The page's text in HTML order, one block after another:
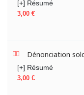
[+] Résumé
Prix
3,00 €
Dénonciation
[+] Résumé
Prix
3,00 €